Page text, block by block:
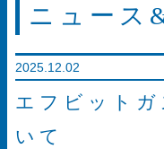
ニュース
2025.12.02
エフビットガ
いて